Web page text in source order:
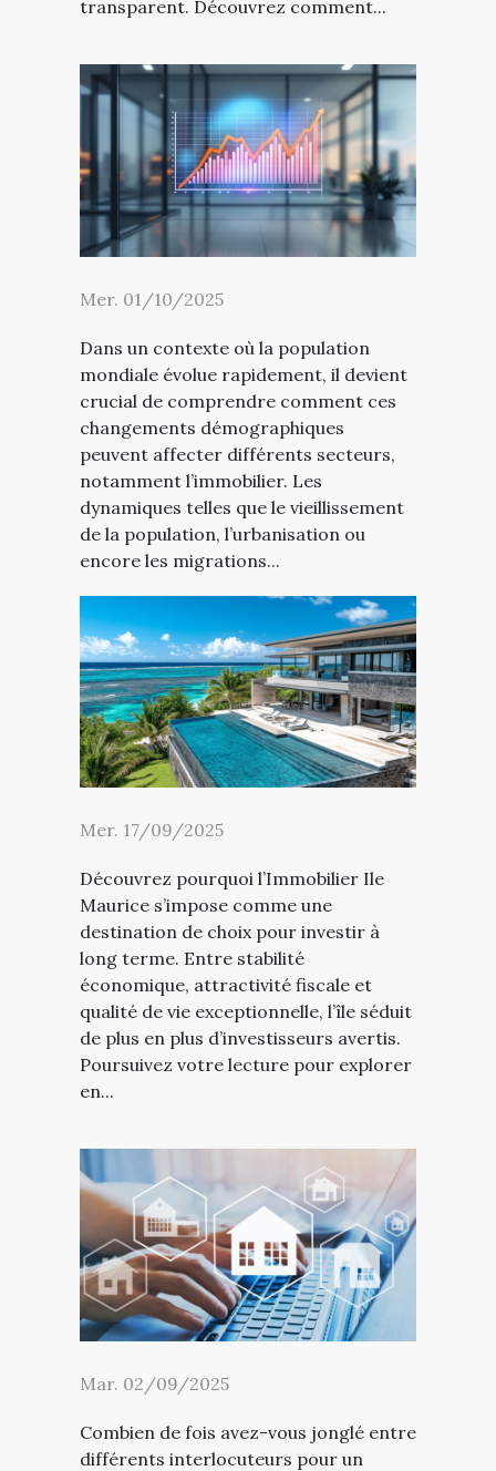
transparent. Découvrez comment...
Mer. 01/10/2025
Dans un contexte où la population
mondiale évolue rapidement, il devient
crucial de comprendre comment ces
changements démographiques
peuvent affecter différents secteurs,
notamment l’immobilier. Les
dynamiques telles que le vieillissement
de la population, l’urbanisation ou
encore les migrations...
Mer. 17/09/2025
Découvrez pourquoi l’Immobilier Ile
Maurice s’impose comme une
destination de choix pour investir à
long terme. Entre stabilité
économique, attractivité fiscale et
qualité de vie exceptionnelle, l’île séduit
de plus en plus d’investisseurs avertis.
Poursuivez votre lecture pour explorer
en...
Mar. 02/09/2025
Combien de fois avez-vous jonglé entre
différents interlocuteurs pour un